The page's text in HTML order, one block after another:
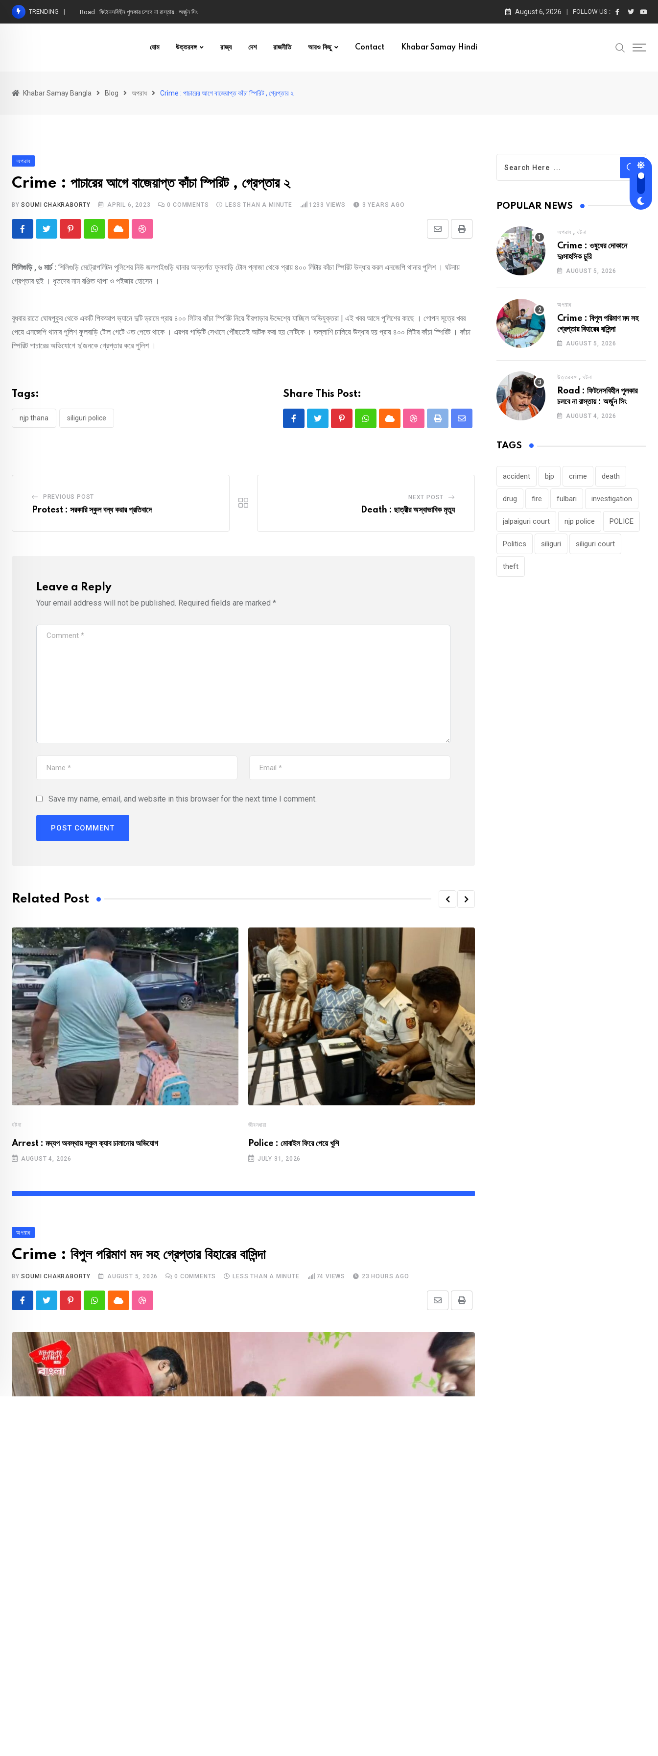
Skip
TRENDING Road : ফিটনেসবিহীন পুলকার চলবে না রাস্তায় : অর্জুন সিং August 6, 2026 FOLLOW US :
হোম উত্তরবঙ্গ রাজ্য দেশ রাজনীতি আরও কিছু Contact Khabar Samay Hindi
Khabar Samay Bangla Blog অপরাধ Crime : পাচারের আগে বাজেয়াপ্ত কাঁচা স্পিরিট , গ্রেপ্তার ২
অপরাধ
Crime : পাচারের আগে বাজেয়াপ্ত কাঁচা স্পিরিট , গ্রেপ্তার ২
BYSOUMI CHAKRABORTY APRIL 6, 2023 0 COMMENTS LESS THAN A MINUTE 1233 VIEWS 3 YEARS AGO
PinterestWhatsappCloud StumbleUpon Print
Share
Email
শিলিগুড়ি , ৬ মার্চ : শিলিগুড়ি মেট্রোপলিটন পুলিশের নিউ জলপাইগুড়ি থানার অন্তর্গত ফুলবাড়ি টোল প্লাজা থেকে প্রায় ৪০০ লিটার কাঁচা স্পিরিট উদ্ধার করল এনজেপি থানার পুলিশ । ঘটনায়
গ্রেপ্তার দুই । ধৃতদের নাম রঞ্জিত থাপা ও পইজার হোসেন ।
বুধবার রাতে ঘোষপুকুর থেকে একটি পিকআপ ভ্যানে দুটি ড্রামে প্রায় ৪০০ লিটার কাঁচা স্পিরিট নিয়ে বীরপাড়ার উদ্দেশ্যে যাচ্ছিল অভিযুক্তরা | এই খবর আসে পুলিশের কাছে । গোপন সূত্রে খবর
পেয়ে এনজেপি থানার পুলিশ ফুলবাড়ি টোল গেটে ওত পেতে থাকে । এরপর গাড়িটি সেখানে পৌঁছতেই আটক করা হয় সেটিকে । তল্লাশি চালিয়ে উদ্ধার হয় প্রায় ৪০০ লিটার কাঁচা স্পিরিট । কাঁচা
স্পিরিট পাচারের অভিযোগে দু’জনকে গ্রেপ্তার করে পুলিশ ।
Tags:
njp thana siliguri police
Share This Post:
PinterestWhatsappCloud StumbleUpon
Print
Share
PREVIOUS POST
Protest : সরকারি স্কুল বন্ধ করার প্রতিবাদে
NEXT POST
Death : ছাত্রীর অস্বাভাবিক মৃত্যু
Leave a Reply
Your email address will not be published. Required fields are marked *
Save my name, email, and website in this browser for the next time I comment.
Related Post
ঘটনা
Arrest : মদ্যপ অবস্থায় স্কুল ক্যাব চালানোর অভিযোগ
AUGUST 4, 2026
জীবনধারা
Police : মোবাইল ফিরে পেয়ে খুশি
JULY 31, 2026
অপরাধ
Crime : বিপুল পরিমাণ মদ সহ গ্রেপ্তার বিহারের বাসিন্দা
BYSOUMI CHAKRABORTY AUGUST 5, 2026 0 COMMENTS LESS THAN A MINUTE 74 VIEWS 23 HOURS AGO
PinterestWhatsappCloud StumbleUpon Print
Share
Email
POPULAR NEWS
অপরাধ ,ঘটনা
Crime : ওষুধের দোকানে
দুঃসাহসিক চুরি
AUGUST 5, 2026
অপরাধ
Crime : বিপুল পরিমাণ মদ সহ
গ্রেপ্তার বিহারের বাসিন্দা
AUGUST 5, 2026
উত্তরবঙ্গ , ঘটনা
Road : ফিটনেসবিহীন পুলকার
চলবে না রাস্তায় : অর্জুন সিং
AUGUST 4, 2026
TAGS
accident bjp crime death
drug fire fulbari investigation
jalpaiguri court njp police POLICE
Politics siliguri siliguri court
theft